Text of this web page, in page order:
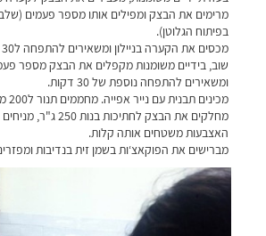
מרימים את הבצק ומפילים אותו מספר פעמים (שלב
בפיתוח הגלוטן).
מכסים את הקערה בניילון ומשאירים להתפחה ל30 דקות.
שוב, בידיים משומנות מקפלים את הבצק מספר
ומשאירים להתפחה נוספת של 30 דקות.
מכינים תבנית עם נייר אפייה. מחממים תנור ל200 מעלות.
מחלקים את הבצק
האצבעות משטחים אותה קלות.
מברישים את הפוקאצ‘ות בשמן זית בנדיבות